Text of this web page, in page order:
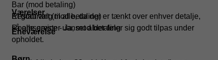
Et godt valg til alle, da der er tænkt over enhver detalje,
så alle gæster uanset alder føler sig godt tilpas under
opholdet.
Bar (mod betaling)
Restaurant (mod betaling)
Roomservice - Ja, mod betaling
Værelser
Eneværelse